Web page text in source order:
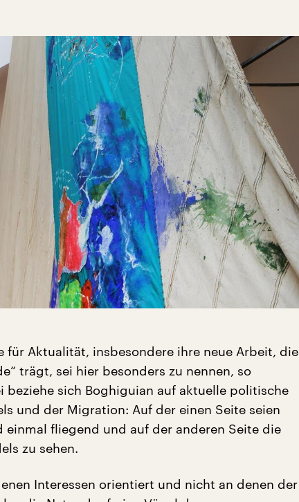
für Aktualität, insbesondere ihre neue Arbeit, die
trägt, sei hier besonders zu nennen, so
beziehe sich Boghiguian auf aktuelle politische
und der Migration: Auf der einen Seite seien
einmal fliegend und auf der anderen Seite die
zu sehen.
Interessen orientiert und nicht an denen der